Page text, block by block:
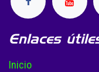
Enlaces
Inicio